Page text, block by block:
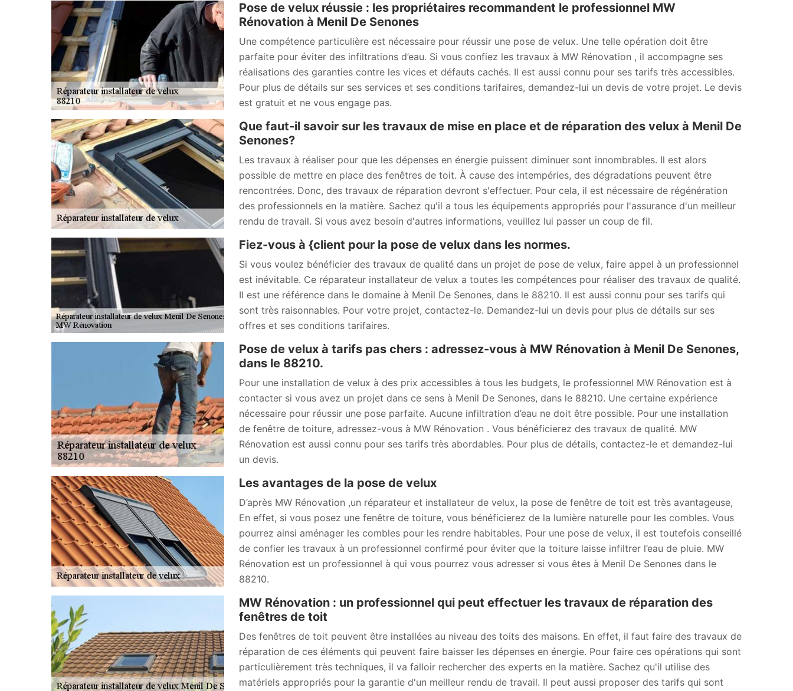
Pose de velux réussie : les propriétaires recommandent le professionnel MW
Rénovation à Menil De Senones
Une compétence particulière est nécessaire pour réussir une pose de velux. Une telle opération doit être
parfaite pour éviter des infiltrations d’eau. Si vous confiez les travaux à MW Rénovation , il accompagne ses
réalisations des garanties contre les vices et défauts cachés. Il est aussi connu pour ses tarifs très accessibles.
Pour plus de détails sur ses services et ses conditions tarifaires, demandez-lui un devis de votre projet. Le devis
est gratuit et ne vous engage pas.
Que faut-il savoir sur les travaux de mise en place et de réparation des velux à Menil De
Senones?
Les travaux à réaliser pour que les dépenses en énergie puissent diminuer sont innombrables. Il est alors
possible de mettre en place des fenêtres de toit. À cause des intempéries, des dégradations peuvent être
rencontrées. Donc, des travaux de réparation devront s'effectuer. Pour cela, il est nécessaire de régénération
des professionnels en la matière. Sachez qu'il a tous les équipements appropriés pour l'assurance d'un meilleur
rendu de travail. Si vous avez besoin d'autres informations, veuillez lui passer un coup de fil.
Fiez-vous à {client pour la pose de velux dans les normes.
Si vous voulez bénéficier des travaux de qualité dans un projet de pose de velux, faire appel à un professionnel
est inévitable. Ce réparateur installateur de velux a toutes les compétences pour réaliser des travaux de qualité.
Il est une référence dans le domaine à Menil De Senones, dans le 88210. Il est aussi connu pour ses tarifs qui
sont très raisonnables. Pour votre projet, contactez-le. Demandez-lui un devis pour plus de détails sur ses
offres et ses conditions tarifaires.
Pose de velux à tarifs pas chers : adressez-vous à MW Rénovation à Menil De Senones,
dans le 88210.
Pour une installation de velux à des prix accessibles à tous les budgets, le professionnel MW Rénovation est à
contacter si vous avez un projet dans ce sens à Menil De Senones, dans le 88210. Une certaine expérience
nécessaire pour réussir une pose parfaite. Aucune infiltration d’eau ne doit être possible. Pour une installation
de fenêtre de toiture, adressez-vous à MW Rénovation . Vous bénéficierez des travaux de qualité. MW
Rénovation est aussi connu pour ses tarifs très abordables. Pour plus de détails, contactez-le et demandez-lui
un devis.
Les avantages de la pose de velux
D’après MW Rénovation ,un réparateur et installateur de velux, la pose de fenêtre de toit est très avantageuse,
En effet, si vous posez une fenêtre de toiture, vous bénéficierez de la lumière naturelle pour les combles. Vous
pourrez ainsi aménager les combles pour les rendre habitables. Pour une pose de velux, il est toutefois conseillé
de confier les travaux à un professionnel confirmé pour éviter que la toiture laisse infiltrer l’eau de pluie. MW
Rénovation est un professionnel à qui vous pourrez vous adresser si vous êtes à Menil De Senones dans le
88210.
MW Rénovation : un professionnel qui peut effectuer les travaux de réparation des
fenêtres de toit
Des fenêtres de toit peuvent être installées au niveau des toits des maisons. En effet, il faut faire des travaux de
réparation de ces éléments qui peuvent faire baisser les dépenses en énergie. Pour faire ces opérations qui sont
particulièrement très techniques, il va falloir rechercher des experts en la matière. Sachez qu'il utilise des
matériels appropriés pour la garantie d'un meilleur rendu de travail. Il peut aussi proposer des tarifs qui sont